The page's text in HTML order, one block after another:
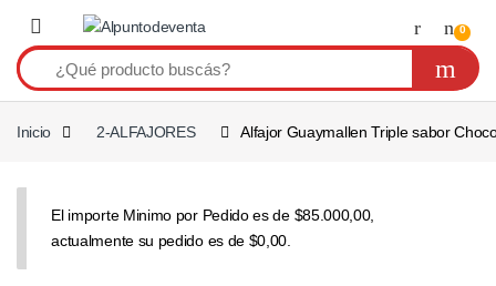
Saltar a navegación
0
Inicio 2-ALFAJORES Alfajor Guaymallen Triple sabor
El importe Minimo por Pedido es de $85.000,00,
actualmente su pedido es de $0,00.